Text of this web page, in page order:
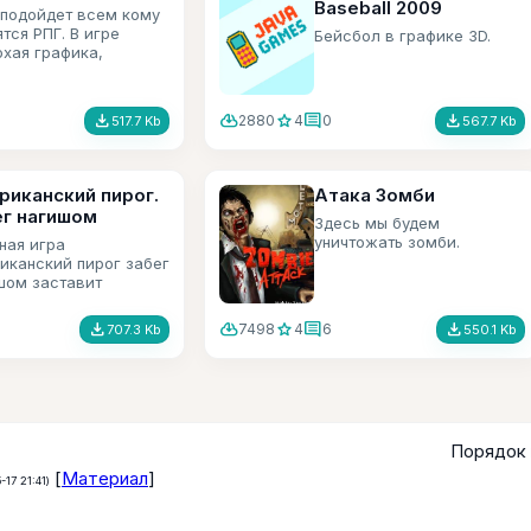
всем кому
РПГ. В игре
графика,
file_download 517.7 Kb
Baseball 2009
Бейсбол в графике 3D.
cloud_download2880 star 4comment0 file_download 567.7 Kb
пирог.
нагишом
игра
пирог забег
заставит
file_download707.3 Kb
Атака Зомби
Здесь мы будем
уничтожать зомби.
cloud_download7498 star 4comment6 file_download 550.1 Kb
Порядок
17 21:41) [Материал]